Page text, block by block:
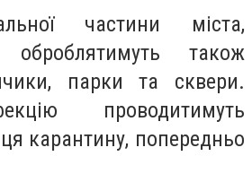
частини міста,
оброблятимуть також
парки та сквери.
проводитимуть
карантину, попередньо